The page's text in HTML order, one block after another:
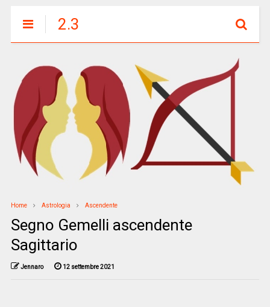
2.3
Home Astrologia Ascendente
Segno Gemelli ascendente
Sagittario
Jennaro 12 settembre 2021